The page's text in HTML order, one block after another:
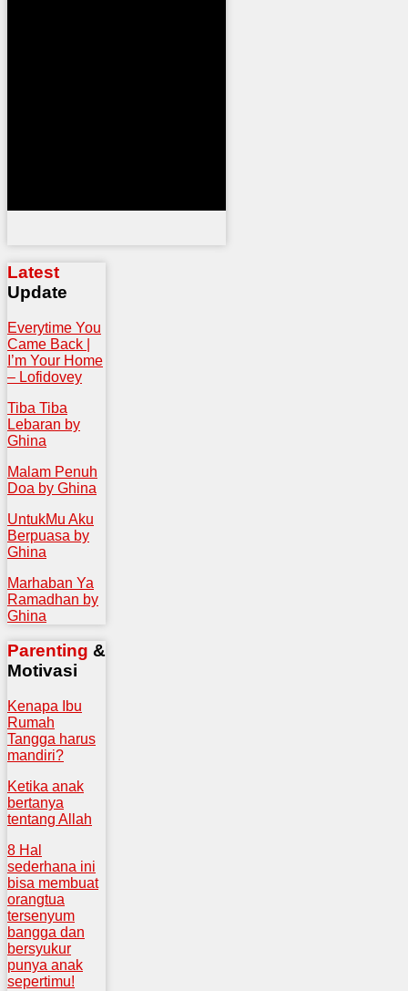
Latest
Update
Everytime You
Came Back |
I’m Your Home
– Lofidovey
Tiba Tiba
Lebaran by
Ghina
Malam Penuh
Doa by Ghina
UntukMu Aku
Berpuasa by
Ghina
Marhaban Ya
Ramadhan by
Ghina
Parenting &
Motivasi
Kenapa Ibu
Rumah
Tangga harus
mandiri?
Ketika anak
bertanya
tentang Allah
8 Hal
sederhana ini
bisa membuat
orangtua
tersenyum
bangga dan
bersyukur
punya anak
sepertimu!